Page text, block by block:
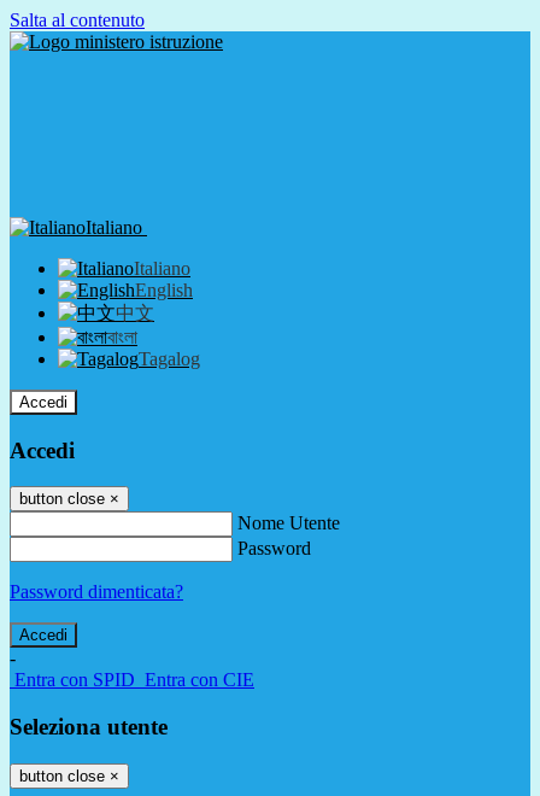
Salta al contenuto
Italiano
Italiano
English
中文
বাংলা
Tagalog
Accedi
Accedi
button close ×
Nome Utente
Password
Password dimenticata?
-
Entra con SPID Entra con CIE
Seleziona utente
button close ×